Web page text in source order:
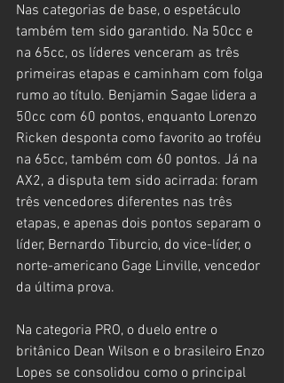
Nas categorias de base, o espetáculo
também tem sido garantido. Na 50cc e
na 65cc, os líderes venceram as três
primeiras etapas e caminham com folga
rumo ao título. Benjamin Sagae lidera a
50cc com 60 pontos, enquanto Lorenzo
Ricken desponta como favorito ao troféu
na 65cc, também com 60 pontos. Já na
AX2, a disputa tem sido acirrada: foram
três vencedores diferentes nas três
etapas, e apenas dois pontos separam o
líder, Bernardo Tiburcio, do vice-líder, o
norte-americano Gage Linville, vencedor
da última prova.
Na categoria PRO, o duelo entre o
britânico Dean Wilson e o brasileiro Enzo
Lopes se consolidou como o principal